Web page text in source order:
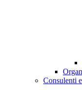
Consulenti